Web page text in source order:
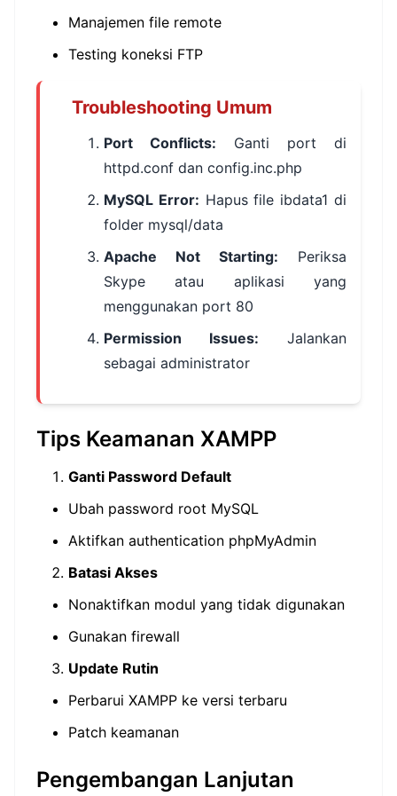
Manajemen file remote
Testing koneksi FTP
Troubleshooting Umum
Port Conflicts: Ganti port di
httpd.conf dan config.inc.php
MySQL Error: Hapus file ibdata1 di
folder mysql/data
Apache Not Starting: Periksa
Skype atau aplikasi yang
menggunakan port 80
Permission Issues: Jalankan
sebagai administrator
Tips Keamanan XAMPP
Ganti Password Default
Ubah password root MySQL
Aktifkan authentication phpMyAdmin
Batasi Akses
Nonaktifkan modul yang tidak digunakan
Gunakan firewall
Update Rutin
Perbarui XAMPP ke versi terbaru
Patch keamanan
Pengembangan Lanjutan